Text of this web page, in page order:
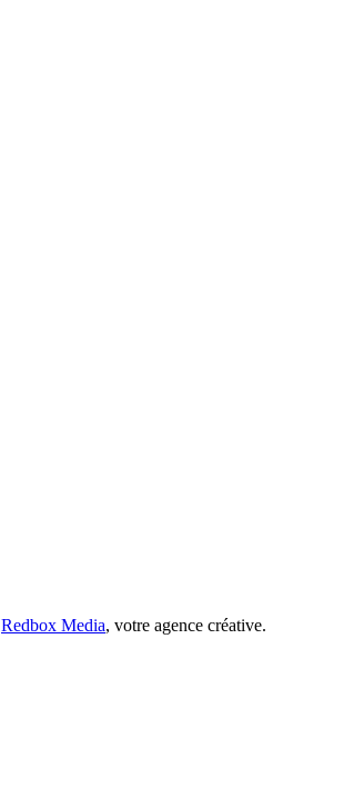
Redbox Media, votre agence créative.